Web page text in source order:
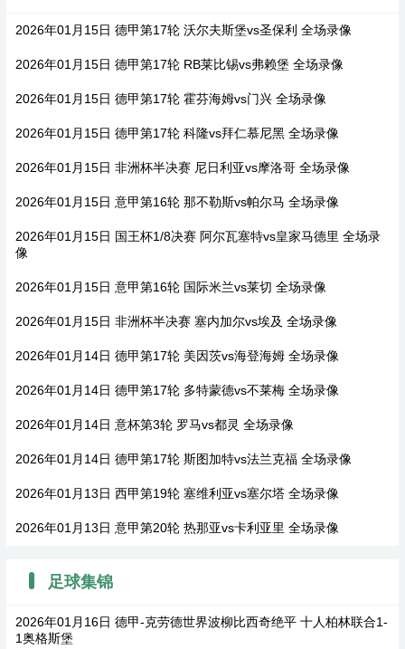
2026年01月15日 德甲第17轮 沃尔夫斯堡vs圣保利 全场录像
2026年01月15日 德甲第17轮 RB莱比锡vs弗赖堡 全场录像
2026年01月15日 德甲第17轮 霍芬海姆vs门兴 全场录像
2026年01月15日 德甲第17轮 科隆vs拜仁慕尼黑 全场录像
2026年01月15日 非洲杯半决赛 尼日利亚vs摩洛哥 全场录像
2026年01月15日 意甲第16轮 那不勒斯vs帕尔马 全场录像
2026年01月15日 国王杯1/8决赛 阿尔瓦塞特vs皇家马德里 全场录
像
2026年01月15日 意甲第16轮 国际米兰vs莱切 全场录像
2026年01月15日 非洲杯半决赛 塞内加尔vs埃及 全场录像
2026年01月14日 德甲第17轮 美因茨vs海登海姆 全场录像
2026年01月14日 德甲第17轮 多特蒙德vs不莱梅 全场录像
2026年01月14日 意杯第3轮 罗马vs都灵 全场录像
2026年01月14日 德甲第17轮 斯图加特vs法兰克福 全场录像
2026年01月13日 西甲第19轮 塞维利亚vs塞尔塔 全场录像
2026年01月13日 意甲第20轮 热那亚vs卡利亚里 全场录像
足球集锦
2026年01月16日 德甲-克劳德世界波柳比西奇绝平 十人柏林联合1-
1奥格斯堡